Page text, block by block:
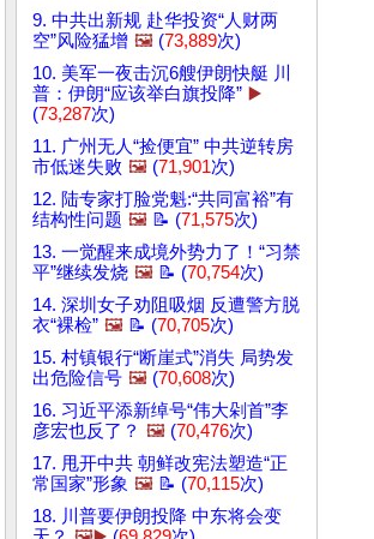
9. 中共出新规 赴华投资“人财两
空”风险猛增 🖼️ (73,889次)
10. 美军一夜击沉6艘伊朗快艇 川
普：伊朗“应该举白旗投降” ▶️
(73,287次)
11. 广州无人“捡便宜” 中共逆转房
市低迷失败 🖼️ (71,901次)
12. 陆专家打脸党魁:“共同富裕”有
结构性问题 🖼️ 📝 (71,575次)
13. 一觉醒来成境外势力了！“习禁
平”继续发烧 🖼️ 📝 (70,754次)
14. 深圳女子劝阻吸烟 反遭警方脱
衣“裸检” 🖼️ 📝 (70,705次)
15. 村镇银行“断崖式”消失 局势发
出危险信号 🖼️ (70,608次)
16. 习近平添新绰号“伟大剁首”李
彦宏也反了？ 🖼️ (70,476次)
17. 甩开中共 朝鲜改宪法塑造“正
常国家”形象 🖼️ 📝 (70,115次)
18. 川普要伊朗投降 中东将会变